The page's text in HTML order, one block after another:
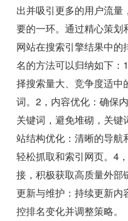
出并吸引更多的用户流
要的一环。通过精心策划
网站在搜索引擎结果中
名的方法可以归纳如下
择搜索量大、竞争度适
词。2，内容优化：确保
关键词，避免堆砌，关键
站结构优化：清晰的导
轻松抓取和索引网页。4
接，积极获取高质量外部
更新与维护：持续更新内
控排名变化并调整策略。